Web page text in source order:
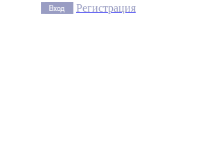
Регистрация